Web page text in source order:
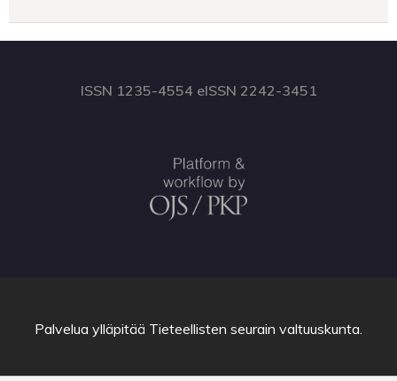
ISSN 1235-4554 eISSN 2242-3451
Palvelua ylläpitää Tieteellisten seurain valtuuskunta.